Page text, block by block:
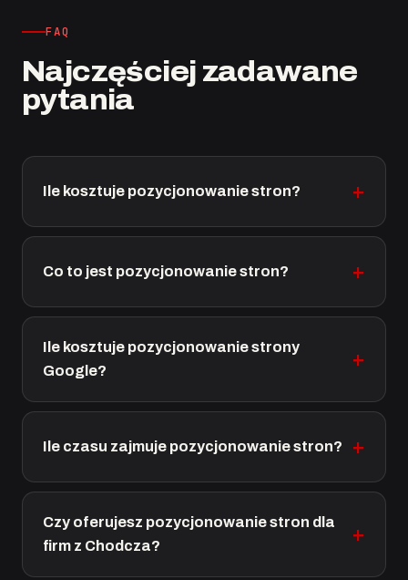
FAQ
Najczęściej zadawane
pytania
Ile kosztuje pozycjonowanie stron?
Co to jest pozycjonowanie stron?
Ile kosztuje pozycjonowanie strony
Google?
Ile czasu zajmuje pozycjonowanie stron?
Czy oferujesz pozycjonowanie stron dla
firm z Chodcza?